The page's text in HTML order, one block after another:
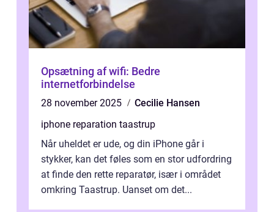
Opsætning af wifi: Bedre
internetforbindelse
28 november 2025
Cecilie Hansen
iphone reparation taastrup
Når uheldet er ude, og din iPhone går i
stykker, kan det føles som en stor udfordring
at finde den rette reparatør, især i området
omkring Taastrup. Uanset om det...